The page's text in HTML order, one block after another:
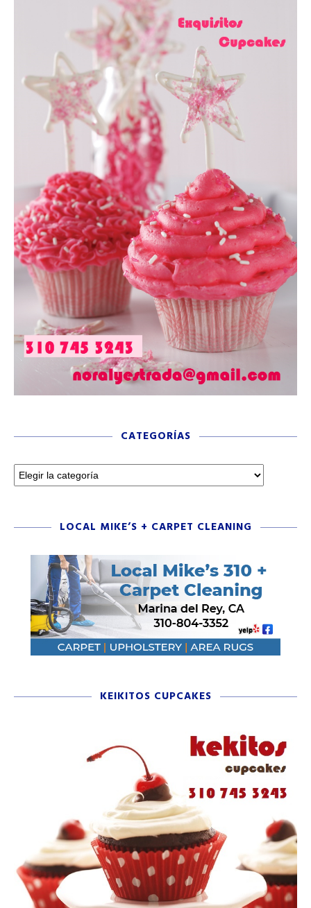
CATEGORÍAS
LOCAL MIKE’S + CARPET CLEANING
KEIKITOS CUPCAKES